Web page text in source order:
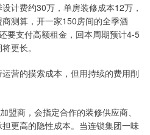
计费约30万，单房装修成本12万，
测算，开一家150房间的全季酒
要支付高额租金，回本周期预计4-5
更长。
营的摸索成本，但用持续的费用削
盟商，会指定合作的装修供应商、
更高的隐性成本。当连锁集团一味